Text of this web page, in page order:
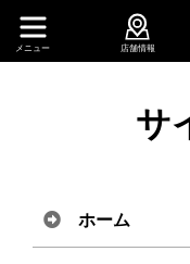
店舗情報
メニュー
サ
ホーム